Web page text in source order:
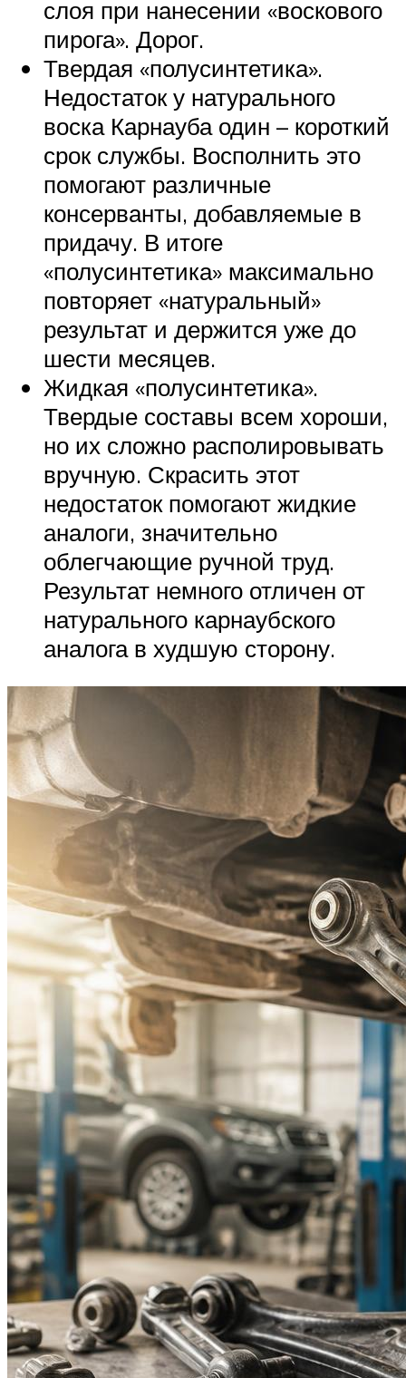
слоя при нанесении «воскового
пирога». Дорог.
Твердая «полусинтетика».
Недостаток у натурального
воска Карнауба один – короткий
срок службы. Восполнить это
помогают различные
консерванты, добавляемые в
придачу. В итоге
«полусинтетика» максимально
повторяет «натуральный»
результат и держится уже до
шести месяцев.
Жидкая «полусинтетика».
Твердые составы всем хороши,
но их сложно располировывать
вручную. Скрасить этот
недостаток помогают жидкие
аналоги, значительно
облегчающие ручной труд.
Результат немного отличен от
натурального карнаубского
аналога в худшую сторону.